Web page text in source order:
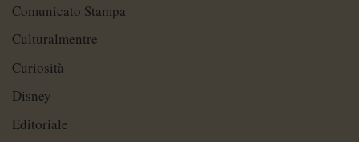
Comunicato Stampa
Culturalmentre
Curiosità
Disney
Editoriale